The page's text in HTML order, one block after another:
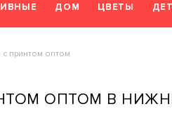
ДОМ ЦВЕТЫ
с принтом оптом
ОПТОМ В